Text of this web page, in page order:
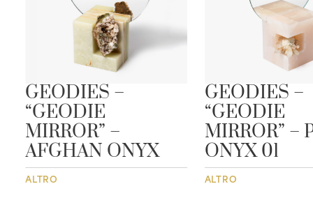
GEODIES –
“GEODIE
MIRROR” –
AFGHAN ONYX
ALTRO
GEODIES –
“GEODIE
MIRROR” –
ONYX 01
ALTRO